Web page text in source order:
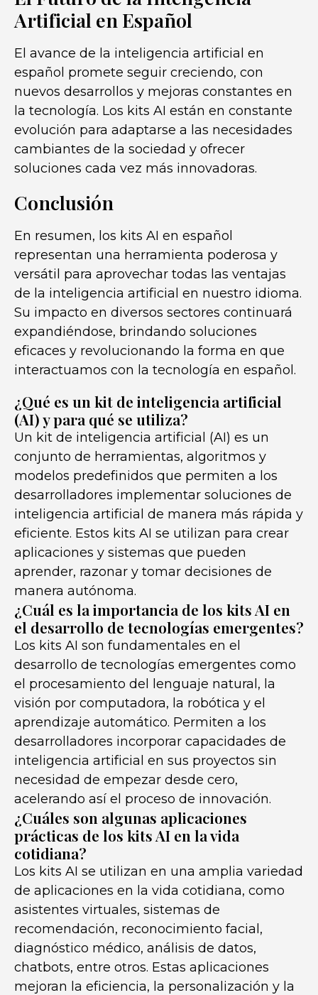
Artificial en Español
El avance de la inteligencia artificial en
español promete seguir creciendo, con
nuevos desarrollos y mejoras constantes en
la tecnología. Los kits AI están en constante
evolución para adaptarse a las necesidades
cambiantes de la sociedad y ofrecer
soluciones cada vez más innovadoras.
Conclusión
En resumen, los kits AI en español
representan una herramienta poderosa y
versátil para aprovechar todas las ventajas
de la inteligencia artificial en nuestro idioma.
Su impacto en diversos sectores continuará
expandiéndose, brindando soluciones
eficaces y revolucionando la forma en que
interactuamos con la tecnología en español.
¿Qué es un kit de inteligencia artificial
(AI) y para qué se utiliza?
Un kit de inteligencia artificial (AI) es un
conjunto de herramientas, algoritmos y
modelos predefinidos que permiten a los
desarrolladores implementar soluciones de
inteligencia artificial de manera más rápida y
eficiente. Estos kits AI se utilizan para crear
aplicaciones y sistemas que pueden
aprender, razonar y tomar decisiones de
manera autónoma.
¿Cuál es la importancia de los kits AI en
el desarrollo de tecnologías emergentes?
Los kits AI son fundamentales en el
desarrollo de tecnologías emergentes como
el procesamiento del lenguaje natural, la
visión por computadora, la robótica y el
aprendizaje automático. Permiten a los
desarrolladores incorporar capacidades de
inteligencia artificial en sus proyectos sin
necesidad de empezar desde cero,
acelerando así el proceso de innovación.
¿Cuáles son algunas aplicaciones
prácticas de los kits AI en la vida
cotidiana?
Los kits AI se utilizan en una amplia variedad
de aplicaciones en la vida cotidiana, como
asistentes virtuales, sistemas de
recomendación, reconocimiento facial,
diagnóstico médico, análisis de datos,
chatbots, entre otros. Estas aplicaciones
mejoran la eficiencia, la personalización y la